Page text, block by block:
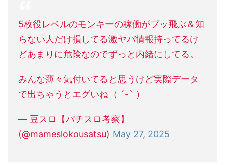
5枚役レベルのモンキーの稼働がブッ飛ぶ＆知
らない人だけ損してる激ヤバ情報持ってるけ
どあまりに危険なのでずっと内緒にしてる。
みんな薄々気付いてると思うけど実際データ
で出ちゃうとエグいね（ ´-` ）
— 豆スロ【パチスロ考察】
(@mameslokousatsu) May 27, 2025